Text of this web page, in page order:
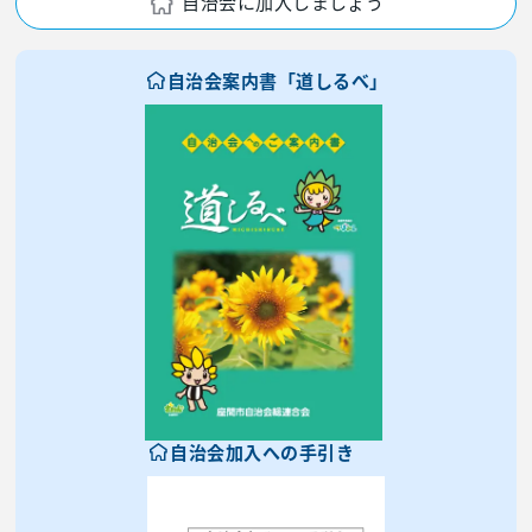
自治会案内書「道しるべ」
自治会加入への手引き